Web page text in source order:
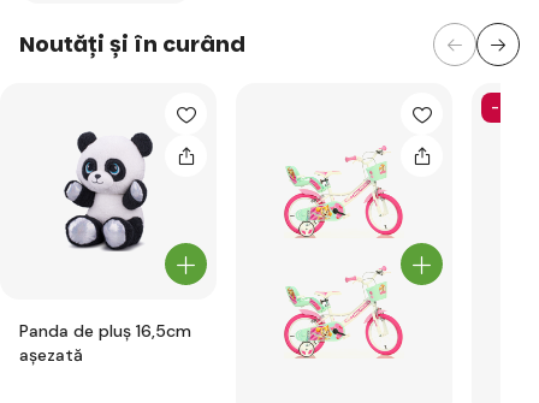
Noutăți și în curând
Panda de pluș 16,5cm
așezată
-35%